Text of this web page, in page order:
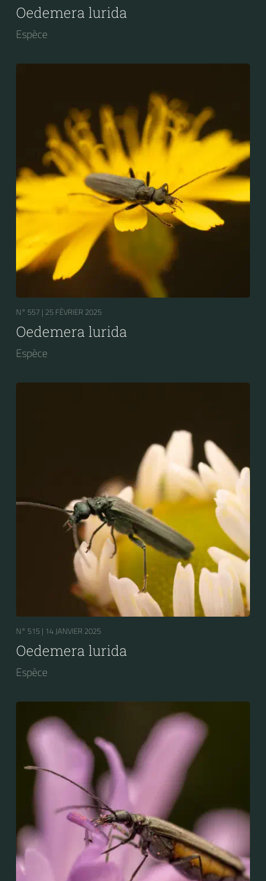
Oedemera lurida
Espèce
N° 557 | 25 FÉVRIER 2025
Oedemera lurida
Espèce
N° 515 | 14 JANVIER 2025
Oedemera lurida
Espèce